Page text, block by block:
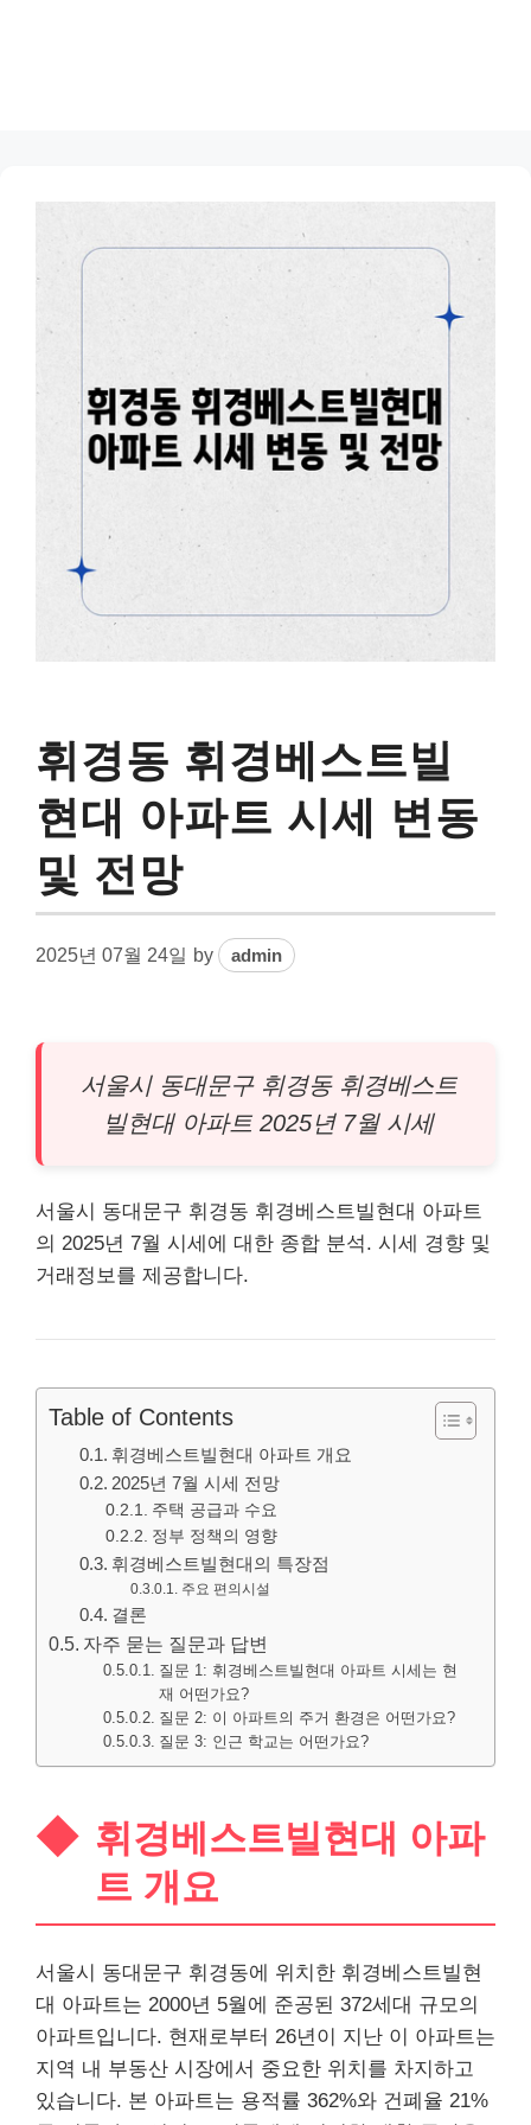
휘경동 휘경베스트빌
현대 아파트 시세 변동
및 전망
2025년 07월 24일 by admin
서울시 동대문구 휘경동 휘경베스트
빌현대 아파트 2025년 7월 시세
서울시 동대문구 휘경동 휘경베스트빌현대 아파트
의 2025년 7월 시세에 대한 종합 분석. 시세 경향 및
거래정보를 제공합니다.
Table of Contents
휘경베스트빌현대 아파트 개요
2025년 7월 시세 전망
주택 공급과 수요
정부 정책의 영향
휘경베스트빌현대의 특장점
주요 편의시설
결론
자주 묻는 질문과 답변
질문 1: 휘경베스트빌현대 아파트 시세는 현
재 어떤가요?
질문 2: 이 아파트의 주거 환경은 어떤가요?
질문 3: 인근 학교는 어떤가요?
휘경베스트빌현대 아파
트 개요
서울시 동대문구 휘경동에 위치한 휘경베스트빌현
대 아파트는 2000년 5월에 준공된 372세대 규모의
아파트입니다. 현재로부터 26년이 지난 이 아파트는
지역 내 부동산 시장에서 중요한 위치를 차지하고
있습니다. 본 아파트는 용적률 362%와 건폐율 21%